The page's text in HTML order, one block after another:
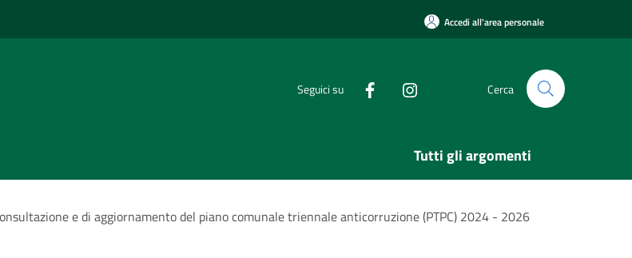
Accedi all'area personale
Seguici su Cerca
Tutti gli argomenti
e di aggiornamento del piano comunale triennale anticorruzione (PTPC) 2024 - 2026